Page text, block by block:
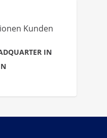
Kunden
IN